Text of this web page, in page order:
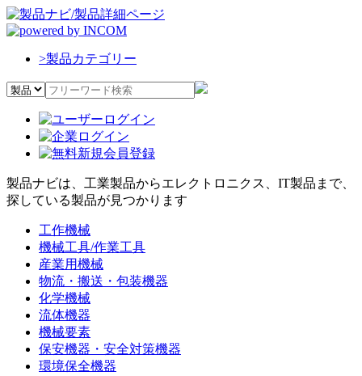
>製品カテゴリー
製品ナビは、工業製品からエレクトロニクス、IT製品まで、
探している製品が見つかります
工作機械
機械工具/作業工具
産業用機械
物流・搬送・包装機器
化学機械
流体機器
機械要素
保安機器・安全対策機器
環境保全機器